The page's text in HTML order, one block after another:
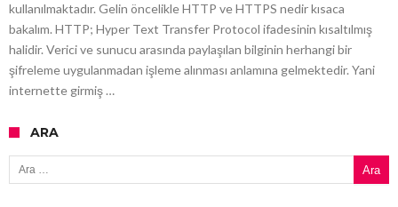
kullanılmaktadır. Gelin öncelikle HTTP ve HTTPS nedir kısaca
bakalım. HTTP; Hyper Text Transfer Protocol ifadesinin kısaltılmış
halidir. Verici ve sunucu arasında paylaşılan bilginin herhangi bir
şifreleme uygulanmadan işleme alınması anlamına gelmektedir. Yani
internette girmiş …
ARA
Arama: